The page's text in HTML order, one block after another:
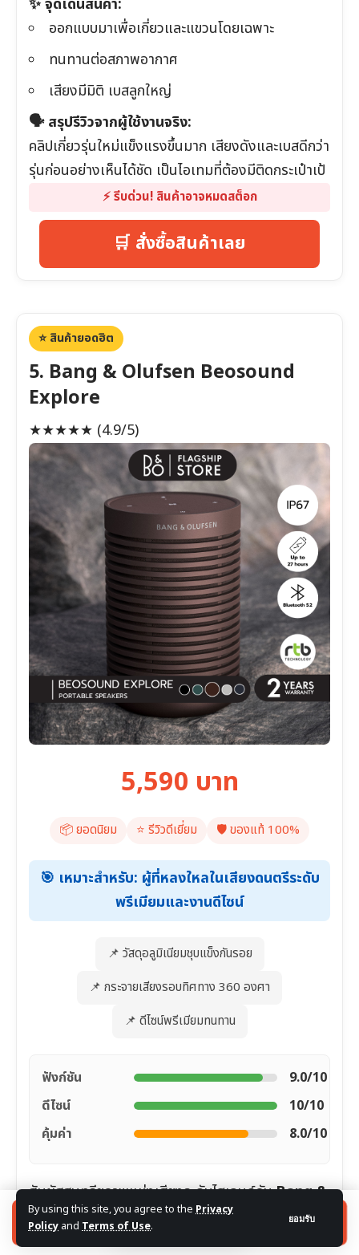
By using this site, you agree to the Privacy
Policy and Terms of Use.
ยอมรับ
ออกแบบมาเพื่อเกี่ยวและแขวนโดยเฉพาะ
ทนทานต่อสภาพอากาศ
เสียงมีมิติ เบสลูกใหญ่
🗣️ สรุปรีวิวจากผู้ใช้งานจริง:
คลิปเกี่ยวรุ่นใหม่แข็งแรงขึ้นมาก เสียงดังและเบสดีกว่า
รุ่นก่อนอย่างเห็นได้ชัด เป็นไอเทมที่ต้องมีติดกระเป๋าเป้
⚡️ รีบด่วน! สินค้าอาจหมดสต็อก
🛒 สั่งซื้อสินค้าเลย
⭐️ สินค้ายอดฮิต
5. Bang & Olufsen Beosound
Explore
★★★★★ (4.9/5)
5,590 บาท
📦 ยอดนิยม ⭐️ รีวิวดีเยี่ยม 🛡️ ของแท้ 100%
🎯 เหมาะสำหรับ: ผู้ที่หลงใหลในเสียงดนตรีระดับ
พรีเมียมและงานดีไซน์
📌 วัสดุอลูมิเนียมชุบแข็งกันรอย
📌 กระจายเสียงรอบทิศทาง 360 องศา
📌 ดีไซน์พรีเมียมทนทาน
ฟังก์ชัน
9.0/10
ดีไซน์
10/10
คุ้มค่า
8.0/10
สัมผัสสุนทรียภาพแห่งเสียงระดับไฮเอนด์กับBang &
Olufsen Beosound Exploreลำโพงพกพาระดับ
🛒 กดเช็คโปรโมชั่น ลำโพงบลูทูธ ล่าสุด